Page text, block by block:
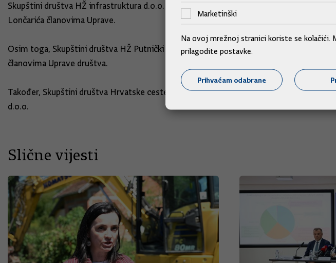
Skupštini društva HŽ infrastruktura d.o.o. Vlada je predložila imenovanje Ivana Kršića
Lončarića članovima Uprave.
Osim toga, Skupštini društva HŽ Putnički prijevoz d.o.o. predloženo je imenovanje
članovima Uprave društva.
Također, Skupštini društva Hrvatske ceste d.o.o. predloženo je imenovanje Josipa
d.o.o.
Slične vijesti
Marketinški
Na ovoj mrežnoj stranici koriste se kolačići.
prilagodite postavke.
Prihvaćam odabrane